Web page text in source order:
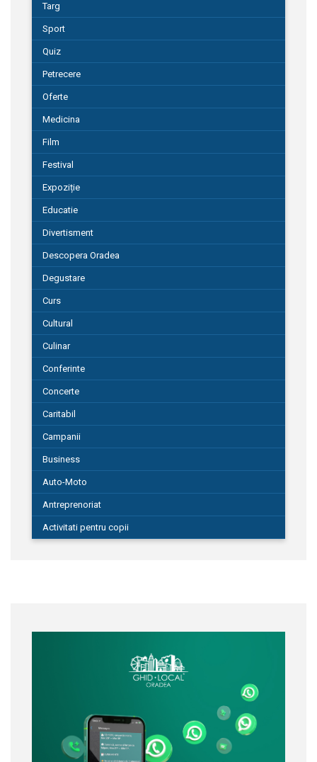
Targ
Sport
Quiz
Petrecere
Oferte
Medicina
Film
Festival
Expoziție
Educatie
Divertisment
Descopera Oradea
Degustare
Curs
Cultural
Culinar
Conferinte
Concerte
Caritabil
Campanii
Business
Auto-Moto
Antreprenoriat
Activitati pentru copii